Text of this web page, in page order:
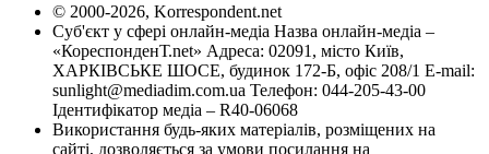
© 2000-2026, Korrespondent.net
Суб'єкт у сфері онлайн-медіа Назва онлайн-медіа –
«КореспонденТ.net» Адреса: 02091, місто Київ,
ХАРКІВСЬКЕ ШОСЕ, будинок 172-Б, офіс 208/1 E-mail:
sunlight@mediadim.com.ua Телефон: 044-205-43-00
Ідентифікатор медіа – R40-06068
Використання будь-яких матеріалів, розміщених на
сайті, дозволяється за умови посилання на